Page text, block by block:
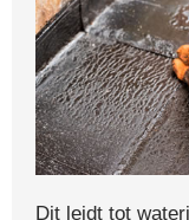
Dit leidt tot